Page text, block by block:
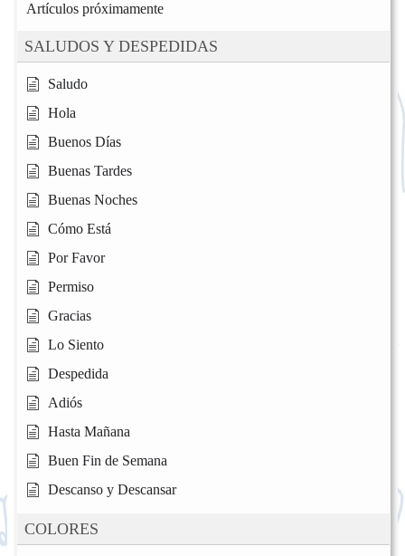
Artículos próximamente
SALUDOS Y DESPEDIDAS
Saludo
Hola
Buenos Días
Buenas Tardes
Buenas Noches
Cómo Está
Por Favor
Permiso
Gracias
Lo Siento
Despedida
Adiós
Hasta Mañana
Buen Fin de Semana
Descanso y Descansar
COLORES